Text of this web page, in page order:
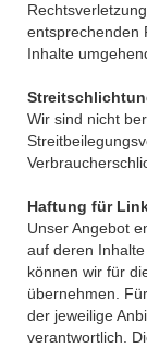
entsprechenden
Inhalte
Wir sind nicht
Haftung für
Unser Angebot
auf deren
können wir für
übernehmen.
der jeweilige
verantwortlich.